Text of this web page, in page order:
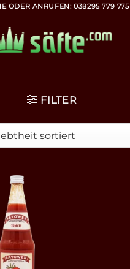
ODER ANRUFEN: 038295 779 775
FILTER